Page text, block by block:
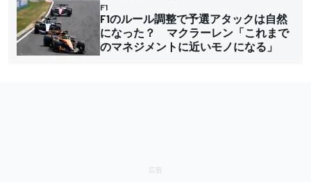
F1
F1のルール調整で予選アタックは自然
になった？ マクラーレン「これまで
のマネジメントに近いモノになる」